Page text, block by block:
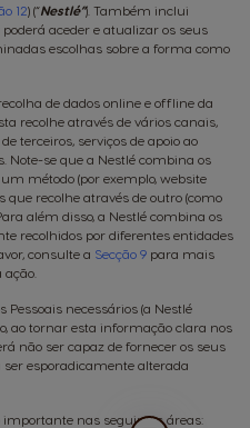
12) (“Nestlé”). Também inclui
aceder e atualizar os seus
escolhas sobre a forma como
de dados online e offline da
recolhe através de vários canais,
terceiros, serviços de apoio ao
Note-se que a Nestlé combina os
método (por exemplo, website
que recolhe através de outro (como
além disso, a Nestlé combina os
recolhidos por diferentes entidades
consulte a Secção 9 para mais
Pessoais necessários (a Nestlé
ao tornar esta informação clara nos
não ser capaz de fornecer os seus
ser esporadicamente alterada
nas seguintes áreas: